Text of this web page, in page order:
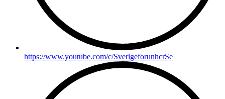
https://www.youtube.com/c/SverigeforunhcrSe